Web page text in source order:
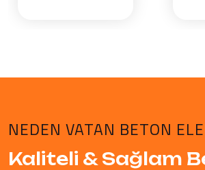
NEDEN VATAN BETON
Kaliteli & Sağlam